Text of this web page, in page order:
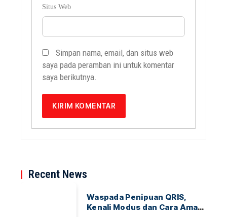
Situs Web
Simpan nama, email, dan situs web
saya pada peramban ini untuk komentar
saya berikutnya.
Recent News
Waspada Penipuan QRIS,
Kenali Modus dan Cara Aman